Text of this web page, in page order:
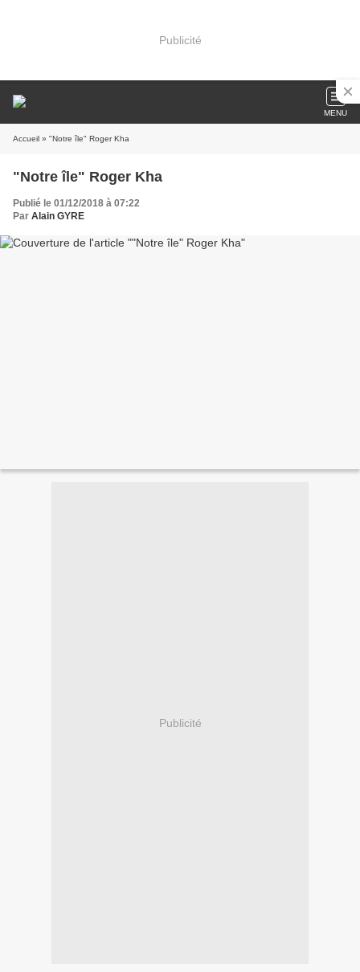
Publicité
MENU
Accueil » "Notre île" Roger Kha
"Notre île" Roger Kha
Publié le 01/12/2018 à 07:22
Par Alain GYRE
Publicité